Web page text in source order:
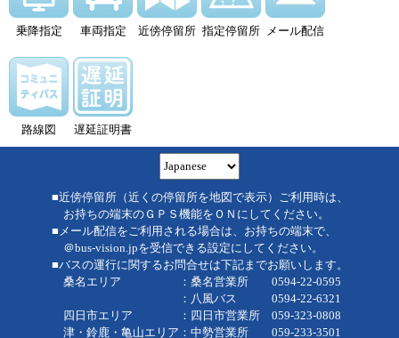
乗降指定 車両指定 近傍停留所 指定停留所 メール配信
路線図 遅延証明書
■近傍停留所（近くの停留所を地図で表示）ご利用時は、
お持ちの端末のＧＰＳ機能をＯＮにしてください。
■メール配信をご利用される場合は、お持ちの端末で、
＠bus-vision.jpを受信できる設定にしてください。
■バスの運行に関するお問合せは下記までお願いします。
桑名エリア ：桑名営業所 0594-22-0595
：八風バス 0594-22-6321
四日市エリア ：四日市営業所 059-323-0808
津・鈴鹿・亀山エリア：中勢営業所 059-233-3501